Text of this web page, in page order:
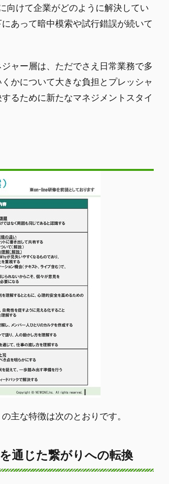
けて企業がどのように解決してい
あって暗中模索や試行錯誤が続いて
ャー層は、ただでさえ日常業務で多
かについて大きな負担とプレッシャ
るために新たなマネジメントスタイ
主な特徴は次のとおりです。
通じた繋がりへの転換